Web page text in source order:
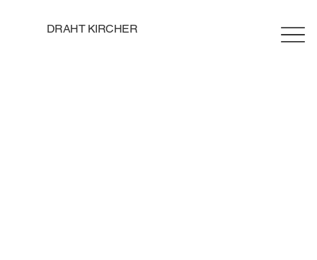
DRAHT KIRCHER